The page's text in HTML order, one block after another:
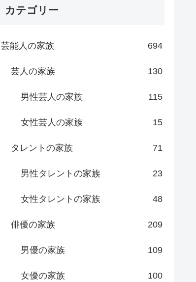
カテゴリー
芸能人の家族 694
芸人の家族 130
男性芸人の家族 115
女性芸人の家族 15
タレントの家族 71
男性タレントの家族 23
女性タレントの家族 48
俳優の家族 209
男優の家族 109
女優の家族 100